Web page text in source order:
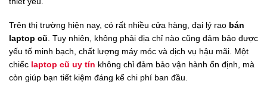
Trên thị trường hiện nay, có rất nhiều cửa hàng, đại lý rao bán
laptop cũ. Tuy nhiên, không phải địa chỉ nào cũng đảm bảo được
yếu tố minh bạch, chất lượng máy móc và dịch vụ hậu mãi. Một
chiếc laptop cũ uy tín không chỉ đảm bảo vận hành ổn định, mà
còn giúp bạn tiết kiệm đáng kể chi phí ban đầu.